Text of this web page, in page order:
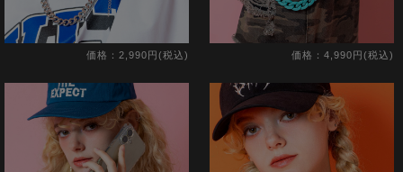
価格：2,990円(税込) 価格：4,990円(税込)